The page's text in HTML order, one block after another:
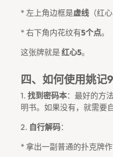
* 左上角边框是虚线 （红
* 右下角内花纹有5个点。
这张牌就是 红心5。
四、如何使用姚记
1. 找到密码本：最好的方
明书。如果没有，就需要
2. 自行解码：
* 拿出一副普通的扑克牌作